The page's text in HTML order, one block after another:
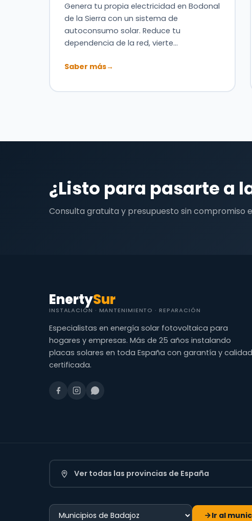
Genera tu propia electricidad en Bodonal
de la Sierra con un sistema de
autoconsumo solar. Reduce tu
dependencia de la red, vierte…
Saber más→
¿Listo para pasarte a
Consulta gratuita y presupuesto sin compromiso
EnertySur
INSTALACIÓN · MANTENIMIENTO · REPARACIÓN
Especialistas en energía solar fotovoltaica para
hogares y empresas. Más de 25 años instalando
placas solares en toda España con garantía y calidad
certificada.
Ver todas las provincias de España
Ir al